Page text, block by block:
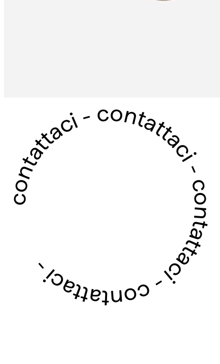
contattaci - contattaci - contattaci - contattaci -